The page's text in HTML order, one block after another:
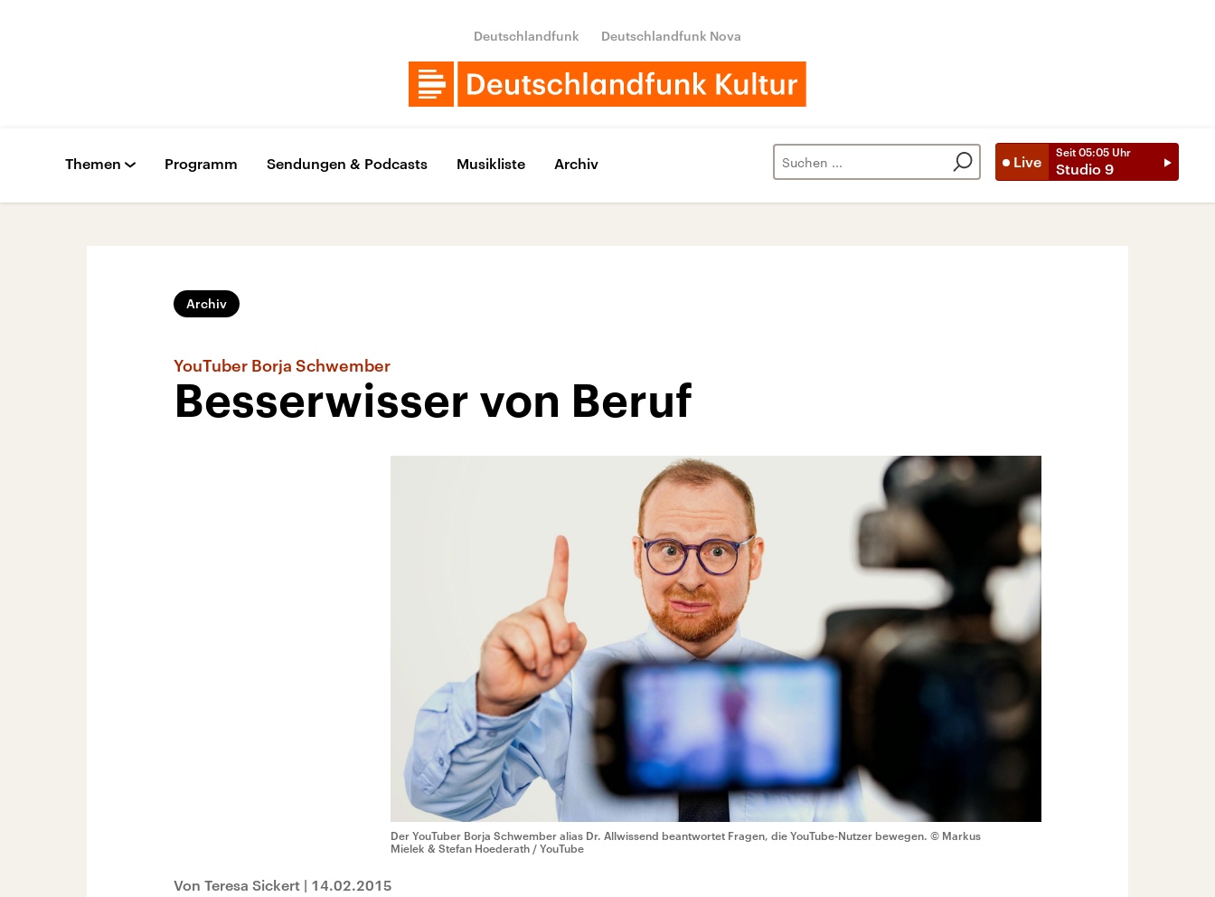
Deutschlandfunk Deutschlandfunk Nova
Live
Seit 05:05 Uhr
Studio 9
Themen Programm Sendungen & Podcasts Musikliste Archiv
Archiv
YouTuber Borja Schwember
Besserwisser von Beruf
Der YouTuber Borja Schwember alias Dr. Allwissend beantwortet Fragen, die YouTube-Nutzer bewegen. © Markus
Mielek & Stefan Hoederath / YouTube
Von Teresa Sickert | 14.02.2015